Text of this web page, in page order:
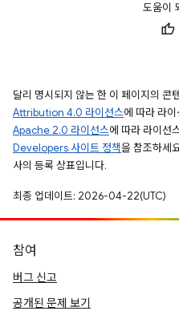
도움이
달리 명시되지 않는 한 이 페이지의 콘
Attribution 4.0 라이선스에 따라 라
Apache 2.0 라이선스에 따라 라이선
Developers 사이트 정책을 참조하세
사의 등록 상표입니다.
최종 업데이트: 2026-04-22(UTC)
참여
버그 신고
공개된 문제 보기